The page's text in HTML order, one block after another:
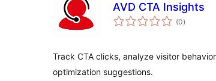
AVD CTA Insights
(0celkové
hodnotenie
)
Track CTA clicks, analyze visitor
optimization suggestions.